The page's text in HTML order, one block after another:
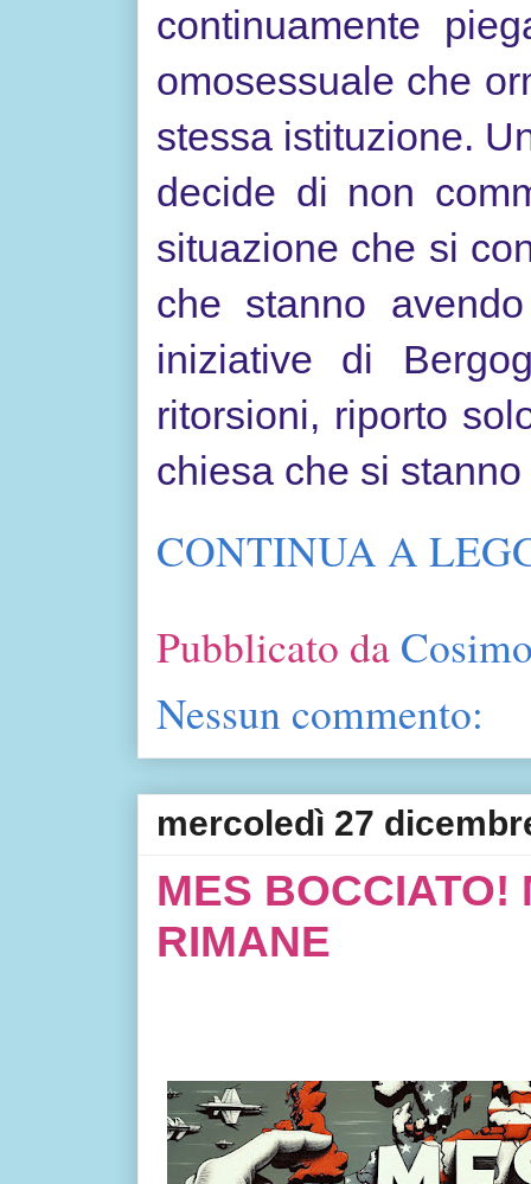
continuamente
omosessuale che
stessa istituzione.
decide di non
situazione che si
che stanno
iniziative di
ritorsioni, riporto
chiesa che si
CONTINUA A
Pubblicato da
Nessun commento:
mercoledì 27
MES BOCCIATO!
RIMANE